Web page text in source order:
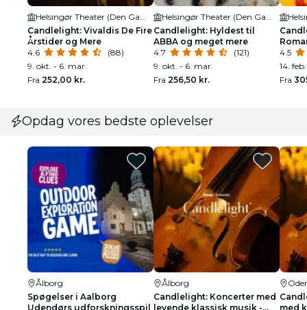
Candlelight: Vivaldis De Fire
Årstider og Mere
4.6
(88)
9. okt. - 6. mar.
Fra 252,00 kr.
Candlelight: Hyldest til
ABBA og meget mere
4.7
(121)
9. okt. - 6. mar.
Fra 256,50 kr.
4.5
14. feb.
Fra
Opdag vores bedste oplevelser
Ålborg
Spøgelser i Aalborg
Udendørs udforskningsspil
Ålborg
Candlelight: Koncerter med
levende klassisk musik -
med